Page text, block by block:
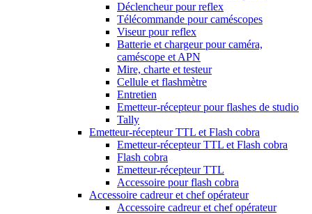
Déclencheur pour reflex
Télécommande pour caméscopes
Viseur pour reflex
Batterie et chargeur pour caméra,
caméscope et APN
Mire, charte et testeur
Cellule et flashmètre
Entretien
Emetteur-récepteur pour flashes de studio
Tally
Emetteur-récepteur TTL et Flash cobra
Emetteur-récepteur TTL et Flash cobra
Flash cobra
Emetteur-récepteur TTL
Accessoire pour flash cobra
Accessoire cadreur et chef opérateur
Accessoire cadreur et chef opérateur